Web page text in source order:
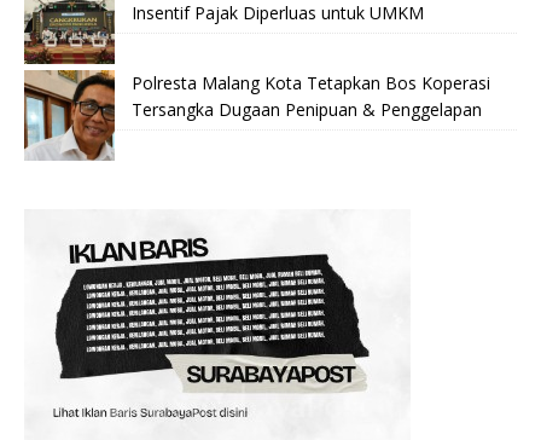
Insentif Pajak Diperluas untuk UMKM
Polresta Malang Kota Tetapkan Bos Koperasi
Tersangka Dugaan Penipuan & Penggelapan